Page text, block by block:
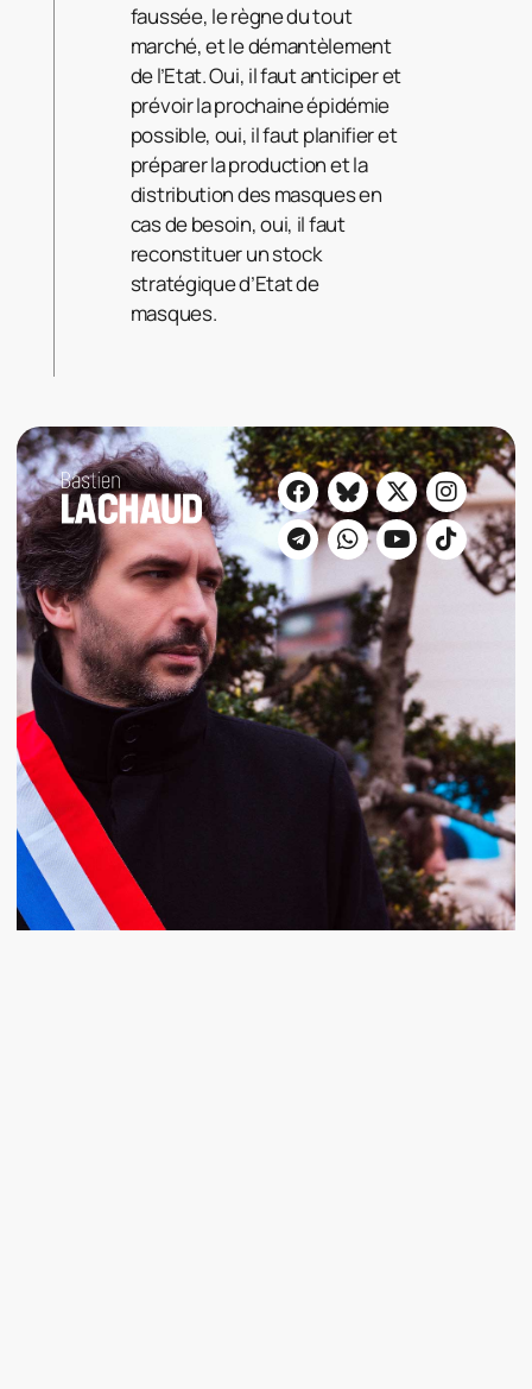
faussée, le règne du tout
marché, et le démantèlement
de l’Etat. Oui, il faut anticiper et
prévoir la prochaine épidémie
possible, oui, il faut planifier et
préparer la production et la
distribution des masques en
cas de besoin, oui, il faut
reconstituer un stock
stratégique d’Etat de
masques.